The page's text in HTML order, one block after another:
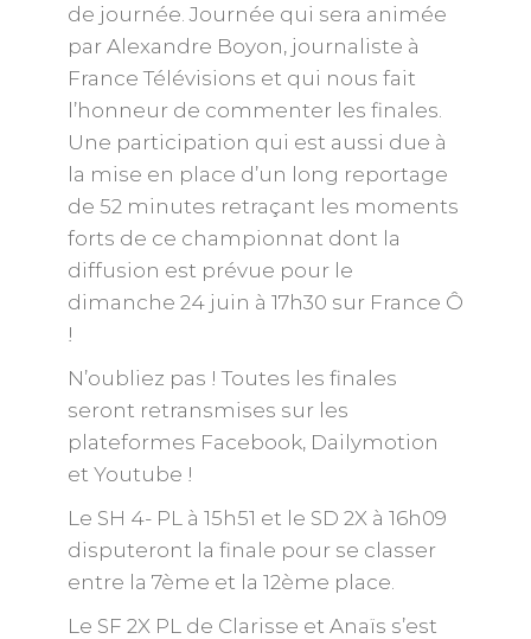
de journée. Journée qui sera animée
par Alexandre Boyon, journaliste à
France Télévisions et qui nous fait
l’honneur de commenter les finales.
Une participation qui est aussi due à
la mise en place d’un long reportage
de 52 minutes retraçant les moments
forts de ce championnat dont la
diffusion est prévue pour le
dimanche 24 juin à 17h30 sur France Ô
!
N’oubliez pas ! Toutes les finales
seront retransmises sur les
plateformes Facebook, Dailymotion
et Youtube !
Le SH 4- PL à 15h51 et le SD 2X à 16h09
disputeront la finale pour se classer
entre la 7ème et la 12ème place.
Le SF 2X PL de Clarisse et Anaïs s’est